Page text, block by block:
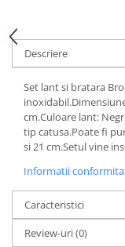
Descriere
Set lant si bratara
cm.Culoare lant:
tip catusa.Poate fi
si 21 cm.Setul vine
Informatii
Caracteristici
Review-uri(0)